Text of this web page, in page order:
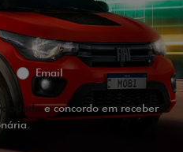
Email
e concordo em receber